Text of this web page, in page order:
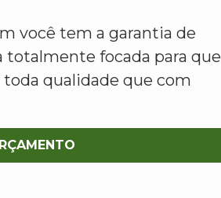
você tem a garantia de
focada para que
qualidade que com